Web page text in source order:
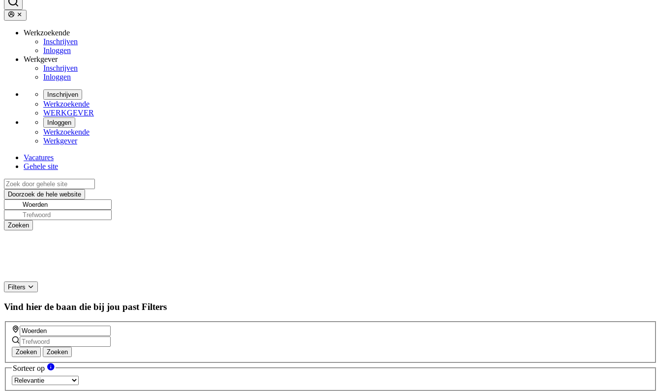
Werkzoekende
Inschrijven
Inloggen
Werkgever
Inschrijven
Inloggen
Inschrijven
Werkzoekende
WERKGEVER
Inloggen
Werkzoekende
Werkgever
Vacatures
Gehele site
Filters
Vind hier de baan die bij jou past Filters
Zoeken Zoeken
Sorteer op